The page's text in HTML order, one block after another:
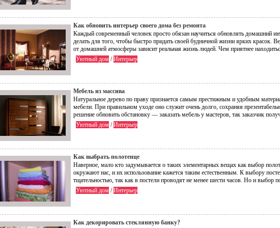
Как обновить интерьер своего дома без ремонта
Каждый современный человек просто обязан научиться обновлять домашний
делать для того, чтобы быстро придать своей будничной жизни ярких красок.
от домашней атмосферы зависит реальная жизнь людей. Чем приятнее
Уютный дом /Интерьер
Мебель из массива
Натуральное дерево по праву признается самым престижным и удобным
мебели. При правильном уходе оно служит очень долго, сохраняя
решение обновить обстановку — заказать мебель у мастеров, так заказчик
Уютный дом /Интерьер
Как выбрать полотенце
Наверное, мало кто задумывается о таких элементарных вещах как выбор
окружают нас, и их использование кажется таким естественным. К выбору
тщательностью, так как в постели проводят не менее шести часов. Но и выбор
Уютный дом /Интерьер
Как декорировать стеклянную банку?